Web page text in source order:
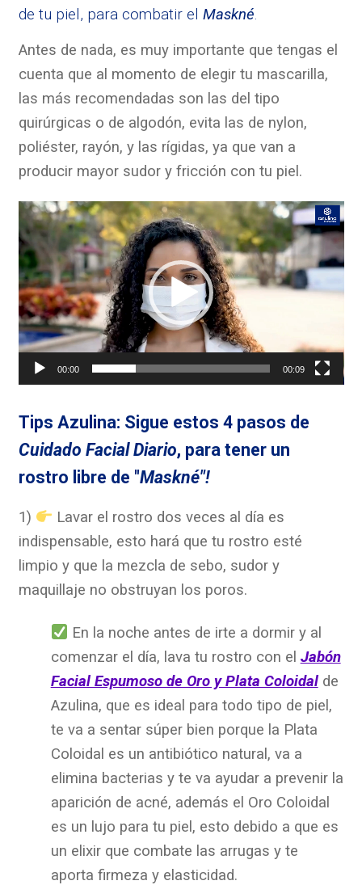
de tu piel, para combatir el Maskné.
Antes de nada, es muy importante que tengas el
cuenta que al momento de elegir tu mascarilla,
las más recomendadas son las del tipo
quirúrgicas o de algodón, evita las de nylon,
poliéster, rayón, y las rígidas, ya que van a
producir mayor sudor y fricción con tu piel.
Reproductor
de
vídeo
00:00 00:09
Tips Azulina: Sigue estos 4 pasos de
Cuidado Facial Diario, para tener un
rostro libre de "Maskné"!
1)
Lavar el rostro dos veces al día es
indispensable, esto hará que tu rostro esté
limpio y que la mezcla de sebo, sudor y
maquillaje no obstruyan los poros.
En la noche antes de irte a dormir y al
comenzar el día, lava tu rostro con el Jabón
Facial Espumoso de Oro y Plata Coloidal de
Azulina, que es ideal para todo tipo de piel,
te va a sentar súper bien porque la Plata
Coloidal es un antibiótico natural, va a
elimina bacterias y te va ayudar a prevenir la
aparición de acné, además el Oro Coloidal
es un lujo para tu piel, esto debido a que es
un elixir que combate las arrugas y te
aporta firmeza y elasticidad.